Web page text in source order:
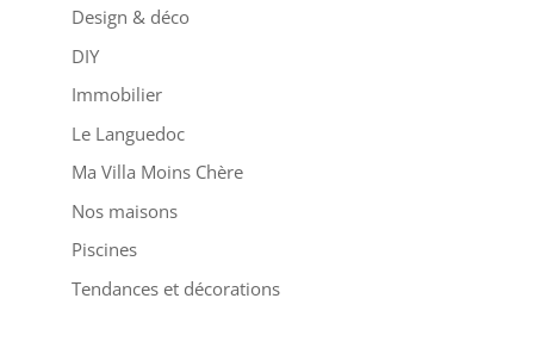
Design & déco
DIY
Immobilier
Le Languedoc
Ma Villa Moins Chère
Nos maisons
Piscines
Tendances et décorations